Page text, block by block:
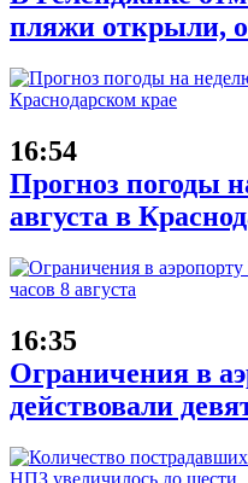
пляжи открыли,
16:54
Прогноз погоды
августа в
16:35
Ограничения в
действовали